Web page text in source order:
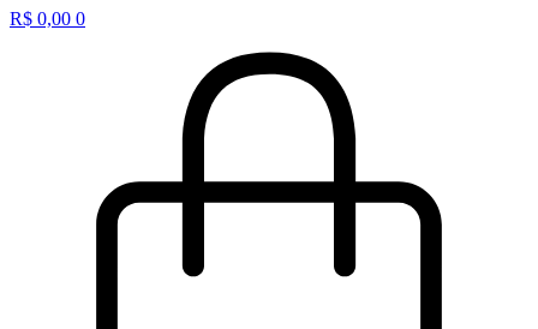
R$ 0,00 0